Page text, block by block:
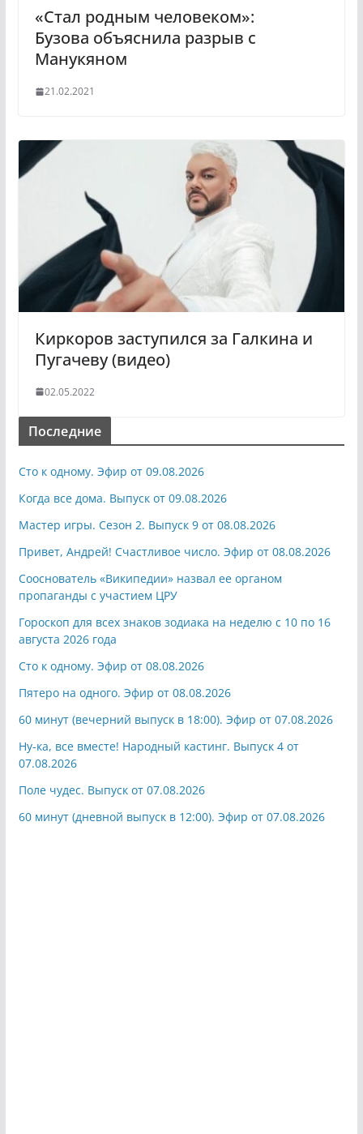
«Стал родным человеком»:
Бузова объяснила разрыв с
Манукяном
21.02.2021
Киркоров заступился за Галкина и
Пугачеву (видео)
02.05.2022
Последние
Сто к одному. Эфир от 09.08.2026
Когда все дома. Выпуск от 09.08.2026
Мастер игры. Сезон 2. Выпуск 9 от 08.08.2026
Привет, Андрей! Счастливое число. Эфир от 08.08.2026
Сооснователь «Википедии» назвал ее органом
пропаганды с участием ЦРУ
Гороскоп для всех знаков зодиака на неделю с 10 по 16
августа 2026 года
Сто к одному. Эфир от 08.08.2026
Пятеро на одного. Эфир от 08.08.2026
60 минут (вечерний выпуск в 18:00). Эфир от 07.08.2026
Ну-ка, все вместе! Народный кастинг. Выпуск 4 от
07.08.2026
Поле чудес. Выпуск от 07.08.2026
60 минут (дневной выпуск в 12:00). Эфир от 07.08.2026